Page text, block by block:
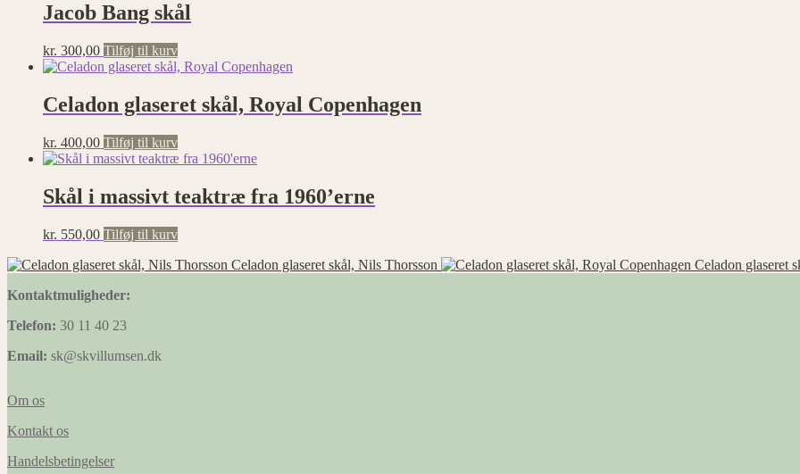
Jacob Bang skål
kr. 300,00 Tilføj til kurv
Celadon glaseret skål, Royal Copenhagen
kr. 400,00 Tilføj til kurv
Skål i massivt teaktræ fra 1960’erne
kr. 550,00 Tilføj til kurv
Celadon glaseret skål, Nils Thorsson
Celadon glaseret
Kontaktmuligheder:
Telefon: 30 11 40 23
Email: sk@skvillumsen.dk
Om os
Kontakt os
Handelsbetingelser